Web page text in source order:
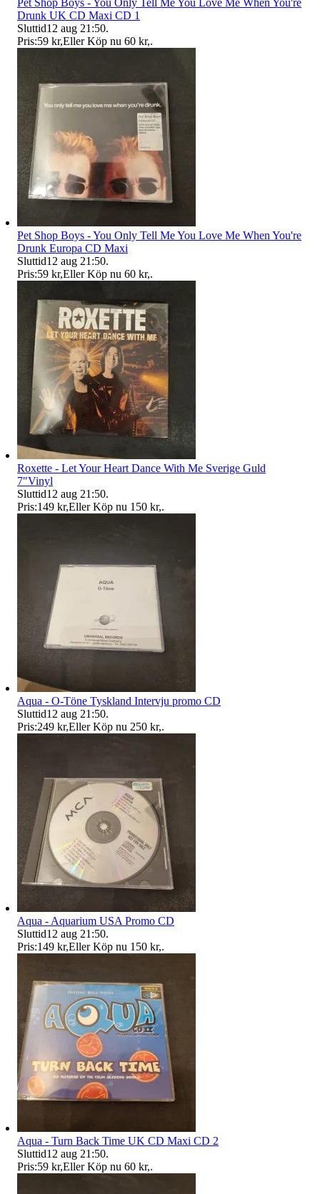
Drunk UK CD Maxi CD 1
Sluttid12 aug 21:50.
Pris:59 kr,Eller Köp nu 60 kr,.
Pet Shop Boys - You Only Tell Me You Love Me When You're
Drunk Europa CD Maxi
Sluttid12 aug 21:50.
Pris:59 kr,Eller Köp nu 60 kr,.
Roxette - Let Your Heart Dance With Me Sverige Guld
7"Vinyl
Sluttid12 aug 21:50.
Pris:149 kr,Eller Köp nu 150 kr,.
Aqua - O-Töne Tyskland Intervju promo CD
Sluttid12 aug 21:50.
Pris:249 kr,Eller Köp nu 250 kr,.
Aqua - Aquarium USA Promo CD
Sluttid12 aug 21:50.
Pris:149 kr,Eller Köp nu 150 kr,.
Aqua - Turn Back Time UK CD Maxi CD 2
Sluttid12 aug 21:50.
Pris:59 kr,Eller Köp nu 60 kr,.